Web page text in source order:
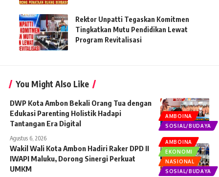
Rektor Unpatti Tegaskan Komitmen
Tingkatkan Mutu Pendidikan Lewat
Program Revitalisasi
You Might Also Like
AMBOINA
SOSIAL/BUDAYA
DWP Kota Ambon Bekali Orang Tua dengan
Edukasi Parenting Holistik Hadapi
Tantangan Era Digital
Agustus 6, 2026
AMBOINA
EKONOMI
NASIONAL
SOSIAL/BUDAYA
Wakil Wali Kota Ambon Hadiri Raker DPD II
IWAPI Maluku, Dorong Sinergi Perkuat
UMKM